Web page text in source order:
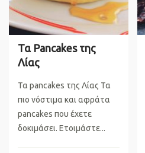
Τα Pancakes της
Λίας
Τα pancakes της Λίας Τα
πιο νόστιμα και αφράτα
pancakes που έχετε
δοκιμάσει. Ετοιμάστε...